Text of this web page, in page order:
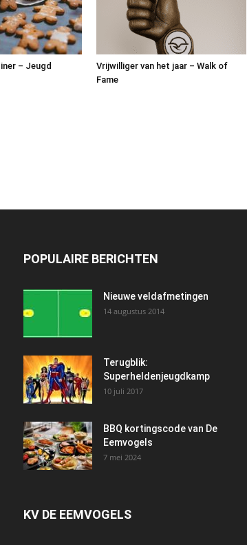
– Jeugd
Vrijwilliger van het jaar – Walk of
Fame
POPULAIRE BERICHTEN
Nieuwe veldafmetingen
14 augustus 2014
Terugblik:
Superheldenjeugdkamp
10 juli 2017
BBQ kortingscode van De
Eemvogels
7 mei 2024
KV DE EEMVOGELS